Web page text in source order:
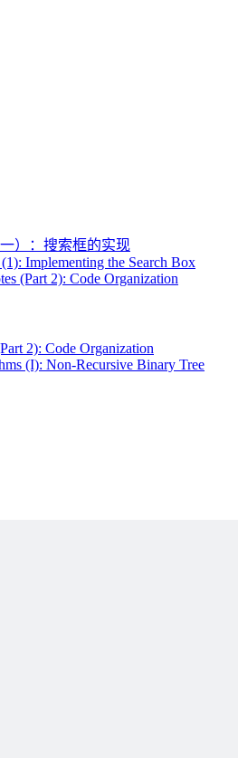
）：搜索框的实现
Implementing the Search Box
(Part 2): Code Organization
2): Code Organization
(I): Non-Recursive Binary Tree